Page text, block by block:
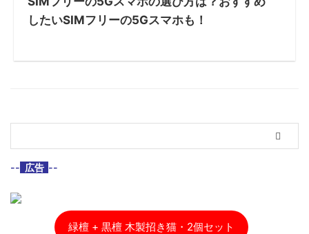
したいSIMフリーの5Gスマホも！
-- 広告 --
緑檀 + 黒檀 木製招き猫・2個セット